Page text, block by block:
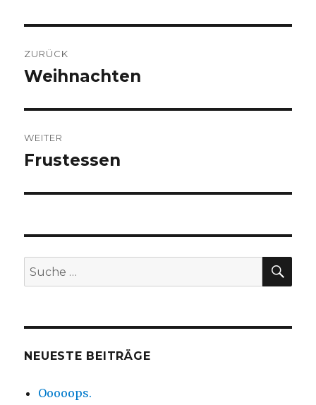
ZURÜCK
Vorheriger
Weihnachten
WEITER
Nächster
Frustessen
Suche
nach:
NEUESTE BEITRÄGE
Ooooops.